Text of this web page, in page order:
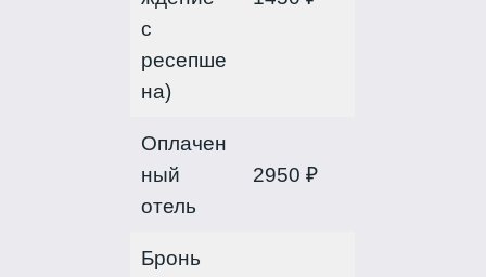
с
ресепше
на)
Оплачен
ный
отель
2950 ₽
Бронь